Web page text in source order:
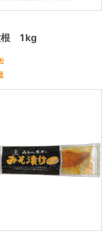
根 1kg